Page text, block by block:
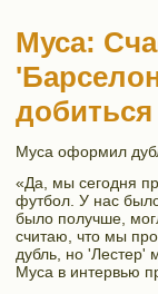
Муса:
Муса оформил
«Да, мы сегодня
футбол. У нас
было получше,
считаю, что мы
дубль, но 'Лестер'
Муса в интервью